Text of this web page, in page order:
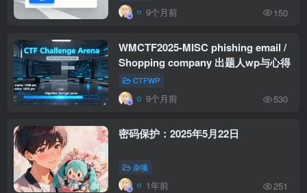
9个月前 150
WMCTF2025-MISC phishing email /
Shopping company 出题人wp与心得
CTFWP
9个月前 530
密码保护：2025年5月22日
杂项
1年前 251